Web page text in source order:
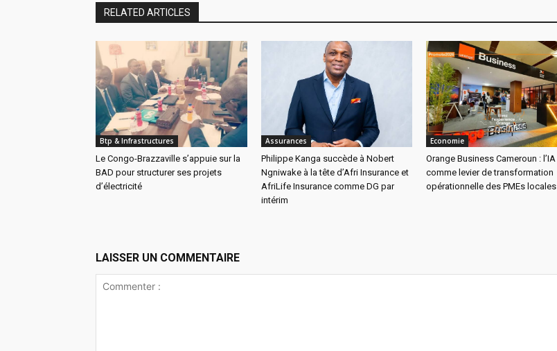
RELATED ARTICLES
Btp & Infrastructures
Le Congo-Brazzaville s’appuie sur la
BAD pour structurer ses projets
d’électricité
Assurances
Philippe Kanga succède à Nobert
Ngniwake à la tête d’Afri Insurance et
AfriLife Insurance comme DG par
intérim
Economie
Orange Business Cameroun : l’IA
comme levier de transformation
opérationnelle des PMEs locales
LAISSER UN COMMENTAIRE